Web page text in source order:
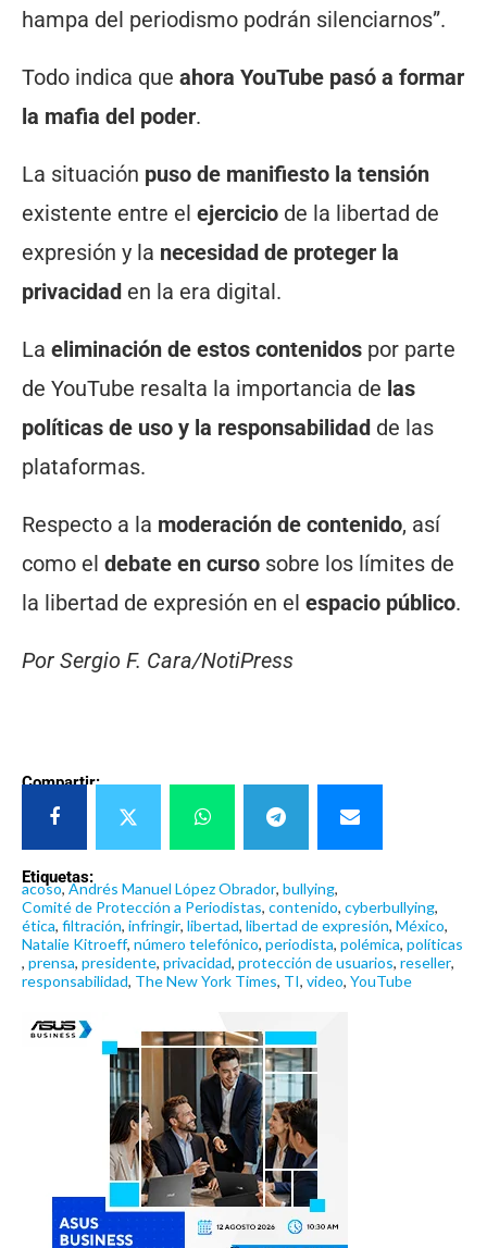
hampa del periodismo podrán silenciarnos”.
Todo indica que ahora YouTube pasó a formar
la mafia del poder.
La situación puso de manifiesto la tensión
existente entre el ejercicio de la libertad de
expresión y la necesidad de proteger la
privacidad en la era digital.
La eliminación de estos contenidos por parte
de YouTube resalta la importancia de las
políticas de uso y la responsabilidad de las
plataformas.
Respecto a la moderación de contenido, así
como el debate en curso sobre los límites de
la libertad de expresión en el espacio público.
Por Sergio F. Cara/NotiPress
Compartir:
Etiquetas:
acoso,Andrés Manuel López Obrador, bullying,
Comité de Protección a Periodistas, contenido, cyberbullying,
ética, filtración, infringir, libertad, libertad de expresión, México,
Natalie Kitroeff, número telefónico, periodista, polémica, políticas
, prensa, presidente, privacidad, protección de usuarios, reseller,
responsabilidad, The New York Times, TI, video, YouTube